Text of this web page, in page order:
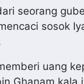
seorang
sosok
uang
Ghanam kala